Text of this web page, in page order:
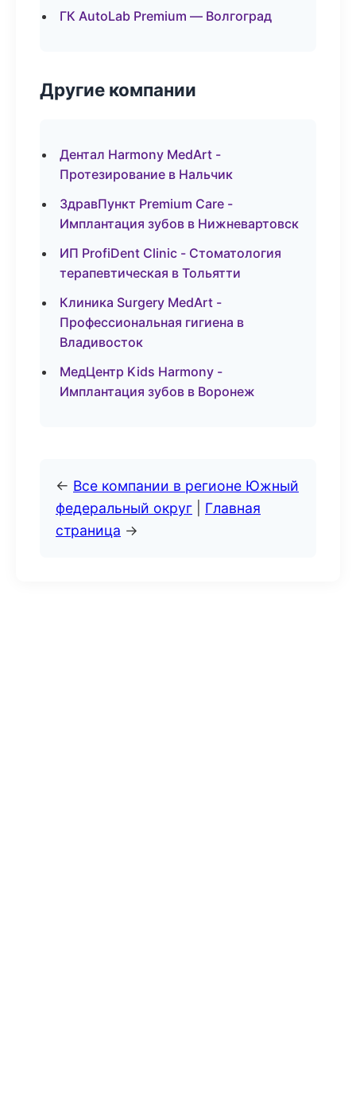
ГК AutoLab Premium — Волгоград
Другие компании
Дентал Harmony MedArt -
Протезирование в Нальчик
ЗдравПункт Premium Care -
Имплантация зубов в Нижневартовск
ИП ProfiDent Clinic - Стоматология
терапевтическая в Тольятти
Клиника Surgery MedArt -
Профессиональная гигиена в
Владивосток
МедЦентр Kids Harmony -
Имплантация зубов в Воронеж
← Все компании в регионе Южный
федеральный округ
Главная
страница →